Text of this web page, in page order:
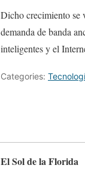
Dicho crecimiento se
demanda de banda
inteligentes y el
Categories:
El Sol de la Florida